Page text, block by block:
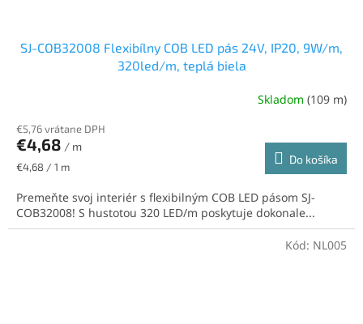
SJ-COB32008 Flexibílny COB LED pás 24V, IP20, 9W/m,
320led/m, teplá biela
Skladom (109 m)
€5,76 vrátane DPH
€4,68 / m
Jednotková
€4,68 / 1 m
Do košíka
Premeňte svoj interiér s flexibilným COB LED pásom SJ-
COB32008! S hustotou 320 LED/m poskytuje dokonale...
Kód: NL005